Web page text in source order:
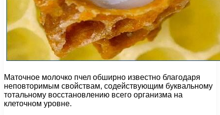
Маточное молочко пчел обширно известно благодаря
неповторимым свойствам, содействующим буквальному
тотальному восстановлению всего организма на
клеточном уровне.